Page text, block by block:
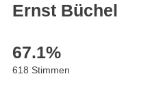
Ernst Büchel
67.1%
618 Stimmen